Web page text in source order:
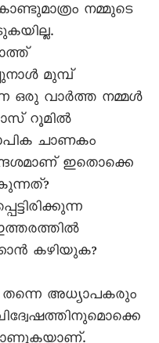
നമ്മുടെ
മുമ്പ്
ഒരു വാര്‍ത്ത നമ്മള്‍
റൂമില്‍
ചാണകം
ഇതൊക്കെ
കഴിയുക?
അധ്യാപകരും